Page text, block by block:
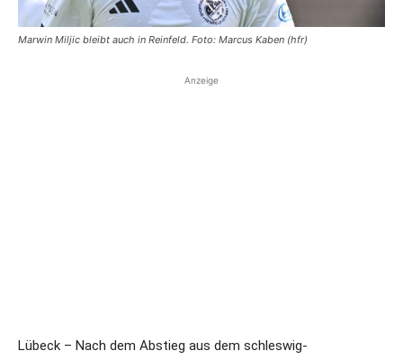
Marwin Miljic bleibt auch in Reinfeld. Foto: Marcus Kaben (hfr)
Anzeige
Lübeck – Nach dem Abstieg aus dem schleswig-